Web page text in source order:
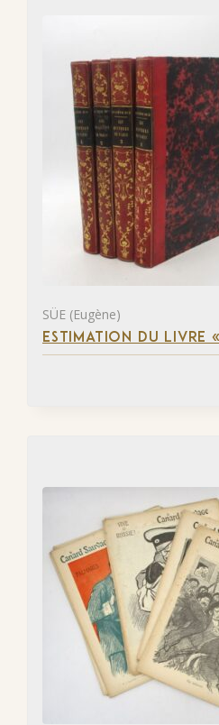
SÜE (Eugène)
ESTIMATION DU LIVRE